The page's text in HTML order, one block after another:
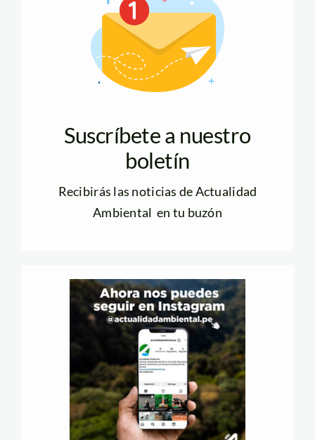
Suscríbete a nuestro
boletín
Recibirás las noticias de Actualidad
Ambiental en tu buzón